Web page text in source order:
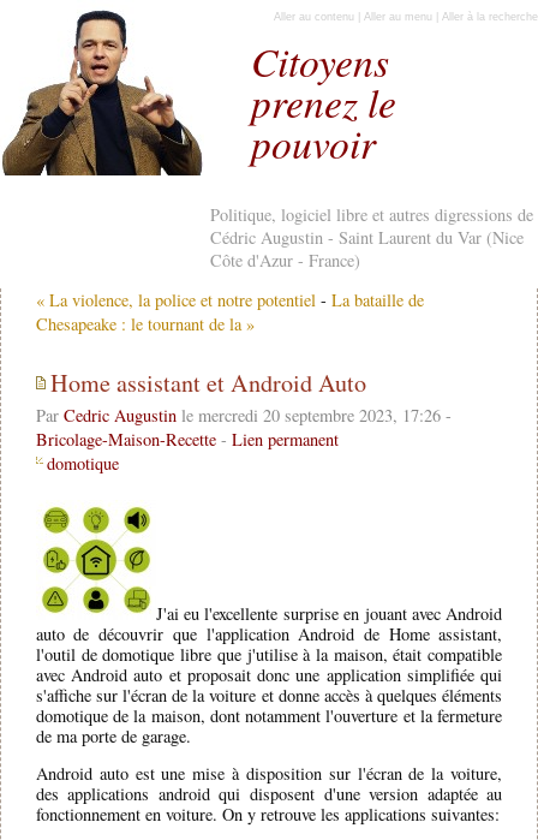
Citoyens
prenez le
pouvoir
Politique, logiciel libre et autres digressions de
Cédric Augustin - Saint Laurent du Var (Nice
Côte d'Azur - France)
Aller au contenu Aller au menu Aller à la recherche
« La violence, la police et notre potentiel - La bataille de
Chesapeake : le tournant de la »
Home assistant et Android Auto
Par Cedric Augustinle mercredi 20 septembre 2023, 17:26 -
Bricolage-Maison-Recette- Lien permanent
domotique
J'ai eu l'excellente surprise en jouant avec Android
auto de découvrir que l'application Android de Home assistant,
l'outil de domotique libre que j'utilise à la maison, était compatible
avec Android auto et proposait donc une application simplifiée qui
s'affiche sur l'écran de la voiture et donne accès à quelques éléments
domotique de la maison, dont notamment l'ouverture et la fermeture
de ma porte de garage.
Android auto est une mise à disposition sur l'écran de la voiture,
des applications android qui disposent d'une version adaptée au
fonctionnement en voiture. On y retrouve les applications suivantes: